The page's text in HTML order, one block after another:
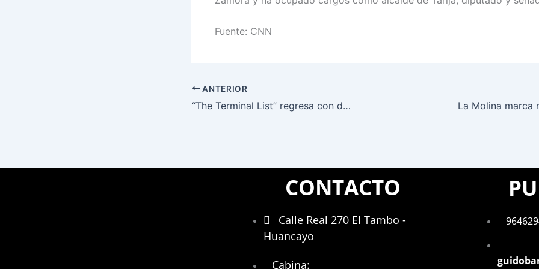
Fuente: CNN
ANTERIOR
“The Terminal List” regresa con doble sorpresa: nueva temporada y precuela en camino
CONTACTO
Calle Real 270 El Tambo -
Huancayo
Cabina: